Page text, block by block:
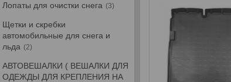
Лопаты для очистки снега 3
Щетки и скребки
автомобильные для снега и
льда
2
АВТОВЕШАЛКИ ( ВЕШАЛКИ ДЛЯ
ОДЕЖДЫ ДЛЯ КРЕПЛЕНИЯ НА